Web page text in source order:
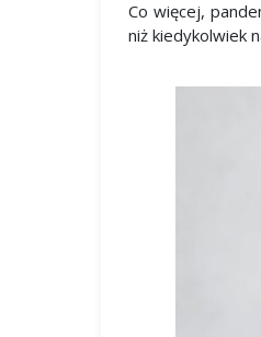
Co więcej,
niż kiedykolwiek